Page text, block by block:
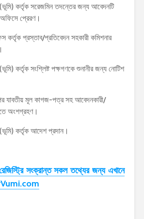
কর্তৃক সরেজমিন তদন্তের জন্য আবেদনটি
প্রেরণ।
প্রস্তাব/প্রতিবেদন সহকারী কমিশনার
কর্তৃক সংশ্লিষ্ট পক্ষগণকে শুনানীর জন্য নোটিশ
যাবতীয় মূল কাগজ-পত্র সহ আবেদনকারী/
অংশগ্রহণ।
কর্তৃক আদেশ প্রদান।
সংক্রান্ত সকল তথ্যের জন্য এখানে